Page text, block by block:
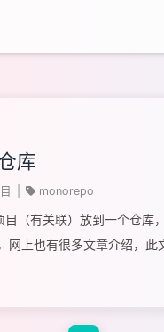
库
monorepo
（有关联）放到一个仓库
上也有很多文章介绍，此